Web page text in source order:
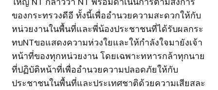
ของกระทรวงดีอี ทั้งนี้เพื่ออำนวยความสะดวกให้กับ
หน่วยงานในพื้นที่และพี่น้องประชาชนที่ได้รับผลกระ
ทบNTขอแสดงความห่วงใยและให้กำลังใจมายังเจ้า
หน้าที่ของทุกหน่วยงาน โดยเฉพาะทหารกล้าทุกนาย
ที่ปฏิบัติหน้าที่เพื่ออำนวยความปลอดภัยให้กับ
ประชาชนในพื้นที่และประเทศชาติด้วยความเสียสละ